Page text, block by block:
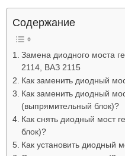
Содержание
Замена диодного моста
2114, ВАЗ 2115
Как заменить диодный
Как заменить диодный
(выпрямительный блок)?
Как снять диодный мост
блок)?
Как установить диодный